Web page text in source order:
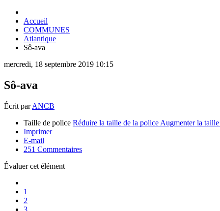
Accueil
COMMUNES
Atlantique
Sô-ava
mercredi, 18 septembre 2019 10:15
Sô-ava
Écrit parANCB
Taille de police Réduire la taille de la police Augmenter la
Imprimer
E-mail
251 Commentaires
Évaluer cet élément
1
2
3